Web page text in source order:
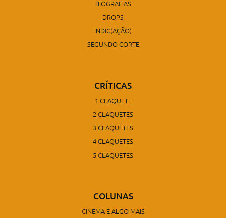
BIOGRAFIAS
DROPS
INDIC(AÇÃO)
SEGUNDO CORTE
CRÍTICAS
1 CLAQUETE
2 CLAQUETES
3 CLAQUETES
4 CLAQUETES
5 CLAQUETES
COLUNAS
CINEMA E ALGO MAIS